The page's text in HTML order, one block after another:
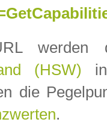
(HSW)
die
.